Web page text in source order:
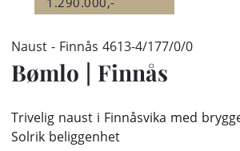
Naust - Finnås 4613-4/177/0/0
Bømlo | Finnås
Trivelig naust i Finnåsvika med
Solrik beliggenhet